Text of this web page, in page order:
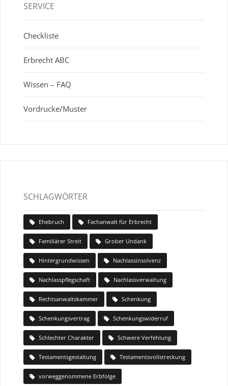
SERVICE
Checkliste
Erbrecht ABC
Wissen – FAQ
Vordrucke/Muster
SCHLAGWÖRTER
Ehebruch Fachanwalt für Erbrecht
Familiärer Streit Grober Undank
Hintergrundwissen Nachlassinsolvenz
Nachlasspflegschaft Nachlassverwaltung
Rechtsanwaltskammer Schenkung
Schenkungsvertrag Schenkungswiderruf
Schlechter Charakter Schwere Verfehlung
Testamentsgestaltung Testamentsvollstreckung
vorweggenommene Erbfolge